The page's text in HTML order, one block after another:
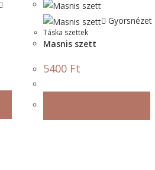
Gyorsnézet
Táska szettek
Masnis szett
5400 Ft